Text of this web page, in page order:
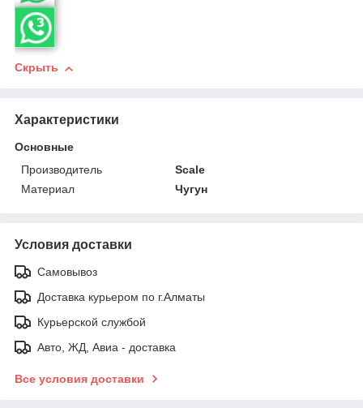
Скрыть
Характеристики
Основные
Производитель
Scale
Материал
Чугун
Условия доставки
Самовывоз
Доставка курьером по г.Алматы
Курьерской службой
Авто, ЖД, Авиа - доставка
Все условия доставки